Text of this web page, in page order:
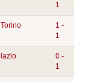
1
Torino
1 -
1
lazio
0 -
1